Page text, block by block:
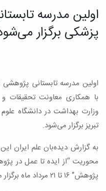
اولین مدرسه
پزشکی برگزار
اولین مدرسه تابستانی
با همکاری معاونت تحقیقات و
وزارت بهداشت در دانشگاه
تبریز برگزار می‌شود.
به گزارش دیده‌بان علم ایران
محوریت “از ایده تا عمل در
پژوهش” ۱۶ تا ۲۱ مرداد ماه برگزار می‌شود.